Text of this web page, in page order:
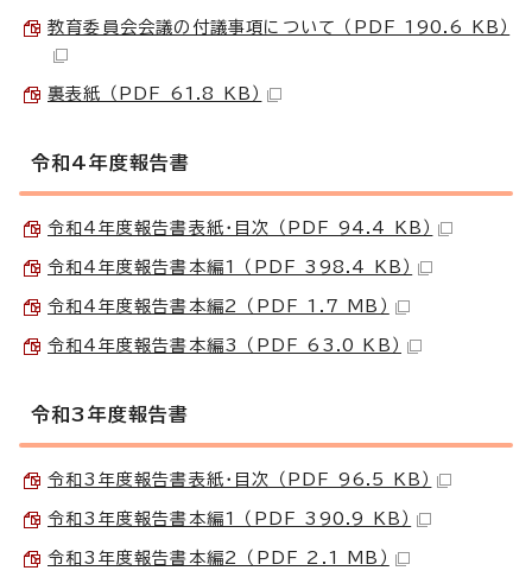
教育委員会会議の付議事項について （PDF 190.6 KB）
裏表紙 （PDF 61.8 KB）
令和4年度報告書
令和4年度報告書表紙・目次 （PDF 94.4 KB）
令和4年度報告書本編1 （PDF 398.4 KB）
令和4年度報告書本編2 （PDF 1.7 MB）
令和4年度報告書本編3 （PDF 63.0 KB）
令和3年度報告書
令和3年度報告書表紙・目次 （PDF 96.5 KB）
令和3年度報告書本編1 （PDF 390.9 KB）
令和3年度報告書本編2 （PDF 2.1 MB）